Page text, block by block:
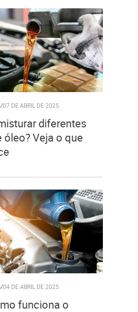
/07 DE ABRIL DE 2025
diferentes
óleo? Veja o que
/04 DE ABRIL DE 2025
funciona o